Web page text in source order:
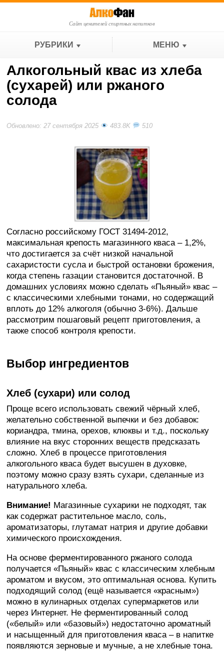
Сайт ценителей спиртных напитков
РУБРИКИ МЕНЮ
Алкогольный квас из хлеба
(сухарей) или ржаного
солода
Обновлено: 27 сентября 2025 483.8K 510
Согласно российскому ГОСТ 31494-2012,
максимальная крепость магазинного кваса – 1,2%,
что достигается за счёт низкой начальной
сахаристости сусла и быстрой остановки брожения,
когда степень газации становится достаточной. В
домашних условиях можно сделать «Пьяный» квас –
с классическими хлебными тонами, но содержащий
вплоть до 12% алкоголя (обычно 3-6%). Дальше
рассмотрим пошаговый рецепт приготовления, а
также способ контроля крепости.
Выбор ингредиентов
Хлеб (сухари) или солод
Проще всего использовать свежий чёрный хлеб,
желательно собственной выпечки и без добавок:
кориандра, тмина, орехов, клюквы и т.д., поскольку
влияние на вкус сторонних веществ предсказать
сложно. Хлеб в процессе приготовления
алкогольного кваса будет высушен в духовке,
поэтому можно сразу взять сухари, сделанные из
натурального хлеба.
Внимание! Магазинные сухарики не подходят, так
как содержат растительное масло, соль,
ароматизаторы, глутамат натрия и другие добавки
химического происхождения.
На основе ферментированного ржаного солода
получается «Пьяный» квас с классическим хлебным
ароматом и вкусом, это оптимальная основа. Купить
подходящий солод (ещё называется «красным»)
можно в кулинарных отделах супермаркетов или
через Интернет. Не ферментированный солод
(«белый» или «базовый») недостаточно ароматный
и насыщенный для приготовления кваса – в напитке
появляются зерновые и мучные, а не хлебные тона.